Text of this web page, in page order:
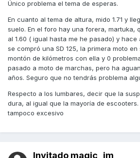
Único problema el tema de esperas.
En cuanto al tema de altura, mido 1.71 y
suelo. En el foro hay una forera, martuka,
al 1.60 ( igual hasta me he pasado) y
se compró una SD 125, la primera moto
montón de kilómetros con ella y 0
pasado a moto de marchas, pero ha
años. Seguro que no tendrás problema
Respecto a los lumbares, decir que la
dura, al igual que la mayoría de
tampoco excesivo
Invitado magic_jm